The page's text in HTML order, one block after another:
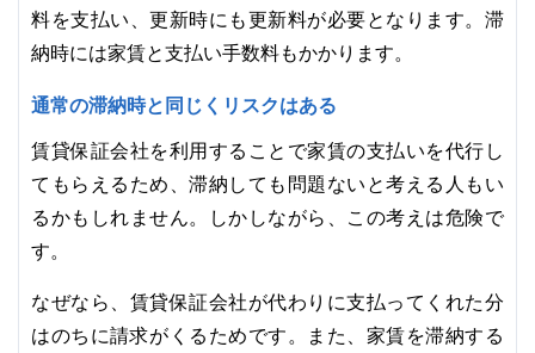
料を支払い、更新時にも更新料が必要となります。滞
納時には家賃と支払い手数料もかかります。
通常の滞納時と同じくリスクはある
賃貸保証会社を利用することで家賃の支払いを代行し
てもらえるため、滞納しても問題ないと考える人もい
るかもしれません。しかしながら、この考えは危険で
す。
なぜなら、賃貸保証会社が代わりに支払ってくれた分
はのちに請求がくるためです。また、家賃を滞納する